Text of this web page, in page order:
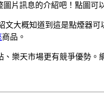
片訊息的介紹吧！點圖可
文大概知道到這是點煙器
商品。
樂天市場更有競爭優勢